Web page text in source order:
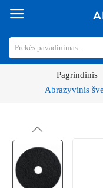
Pagrindinis
Abrazyvinis